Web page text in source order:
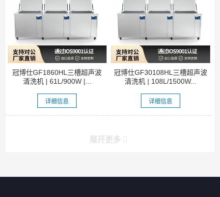
冠博仕GF1860HL三槽超声波
清洗机 | 61L/900W |...
详细信息
冠博仕GF30108HL三槽超声波
清洗机 | 108L/1500W...
详细信息
展开更多